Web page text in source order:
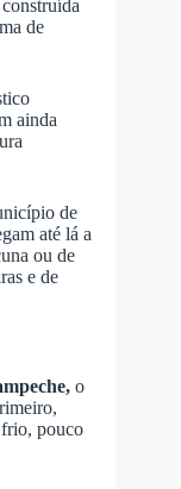
de
ainda
de
até lá a
ou de
e de
o
pouco